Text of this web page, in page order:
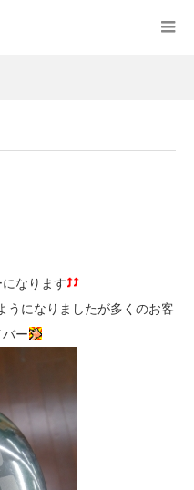
なります
うになりましたが多くのお客
ー